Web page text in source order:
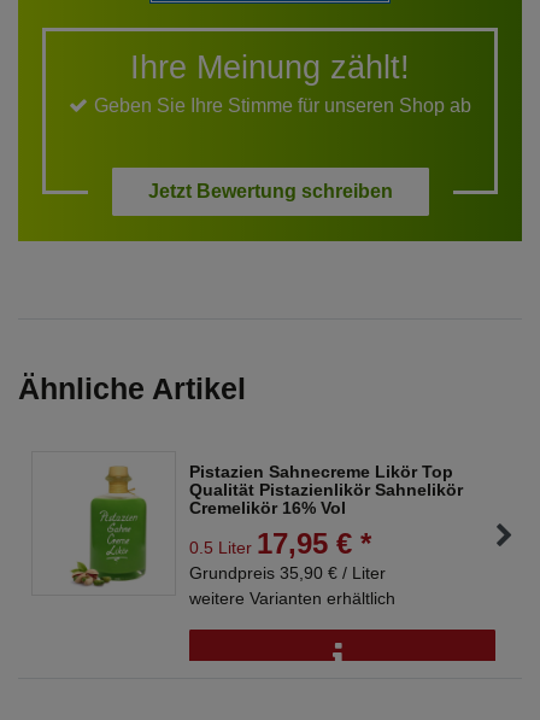
Ihre Meinung zählt!
Geben Sie Ihre Stimme für unseren Shop ab
Jetzt Bewertung schreiben
Ähnliche Artikel
Pistazien Sahnecreme Likör Top
Qualität Pistazienlikör Sahnelikör
Cremelikör 16% Vol
0.5 Liter 17,95 € *
Grundpreis 35,90 € / Liter
weitere Varianten erhältlich